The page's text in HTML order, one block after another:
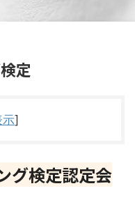
定
示]
グ検定認定会